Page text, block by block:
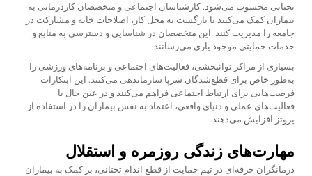
تحتانی محسوب می‌شود. کارشناسان اجتماعی و متخصصان کاردرمانی به
بیماران کمک می‌کنند تا بازگشت به محل کار، اصلاحات خانه و مشارکت در
جامعه را مدیریت کنند. این متخصصان در شناسایی و دسترسی به منابع و
خدمات حمایتی موجود یاری می‌رسانند.
بسیاری از مراکز توانبخشی، فعالیت‌های اجتماعی و برنامه‌های ورزشی را
به‌طور خاص برای قطع‌شدگان سرپا سازماندهی می‌کنند. این ابتکارات
فرصت‌هایی برای ارتباط اجتماعی فراهم می‌کنند و در عین حال با
فعالیت‌های عملی و دنیای واقعی، اعتماد به نفس بیماران را در استفاده از
پروتز افزایش می‌دهند.
مهارت‌های زندگی روزمره و استقلال
درمانگران حرفه‌ای در تیم حمایت از قطع اندام تحتانی، بر کمک به بیماران